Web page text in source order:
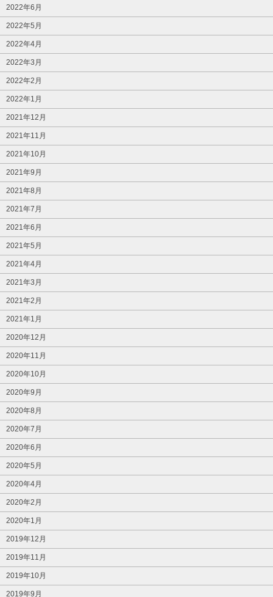
2022年6月
2022年5月
2022年4月
2022年3月
2022年2月
2022年1月
2021年12月
2021年11月
2021年10月
2021年9月
2021年8月
2021年7月
2021年6月
2021年5月
2021年4月
2021年3月
2021年2月
2021年1月
2020年12月
2020年11月
2020年10月
2020年9月
2020年8月
2020年7月
2020年6月
2020年5月
2020年4月
2020年2月
2020年1月
2019年12月
2019年11月
2019年10月
2019年9月